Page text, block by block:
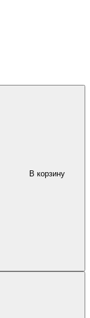
В корзину